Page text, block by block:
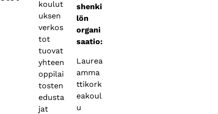
koulut
uksen
verkos
tot
tuovat
yhteen
oppilai
tosten
edusta
jat
shenki
lön
organi
saatio:
Laurea
amma
ttikork
eakoul
u